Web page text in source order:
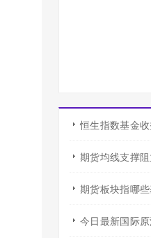
恒生指数基金
期货均线支撑